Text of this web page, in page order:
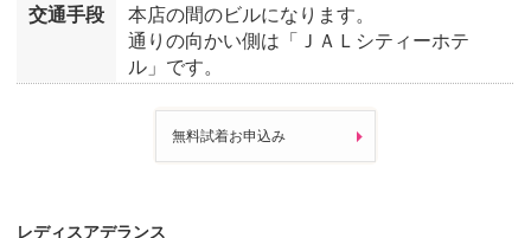
交通手段
本店の間のビルになります。
通りの向かい側は「ＪＡＬシティーホテ
ル」です。
無料試着お申込み
レディスアデランス